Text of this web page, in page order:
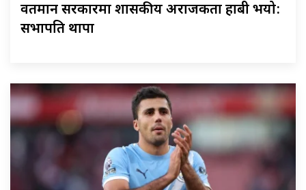
वर्तमान सरकारमा शासकीय अराजकता हाबी भयो:
सभापति थापा